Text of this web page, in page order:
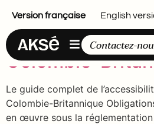
Version française English
Contactez-
Le guide
l’accessibilité
Colombie-
Le guide complet de
Colombie-Britannique
en œuvre sous la